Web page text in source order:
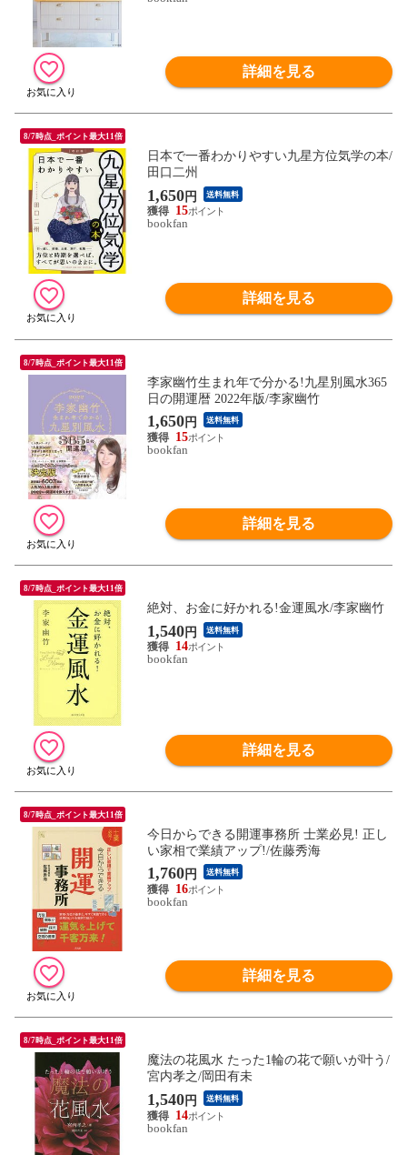
詳細を見る
8/7時点_ポイント最大11倍
日本で一番わかりやすい九星方位気学の本/
田口二州
1,650円 送料無料
15
bookfan
詳細を見る
8/7時点_ポイント最大11倍
李家幽竹生まれ年で分かる!九星別風水365
日の開運暦 2022年版/李家幽竹
1,650円 送料無料
15
bookfan
詳細を見る
8/7時点_ポイント最大11倍
絶対、お金に好かれる!金運風水/李家幽竹
1,540円 送料無料
14
bookfan
詳細を見る
8/7時点_ポイント最大11倍
今日からできる開運事務所 士業必見! 正し
い家相で業績アップ!/佐藤秀海
1,760円 送料無料
16
bookfan
詳細を見る
8/7時点_ポイント最大11倍
魔法の花風水 たった1輪の花で願いが叶う/
宮内孝之/岡田有未
1,540円 送料無料
14
bookfan